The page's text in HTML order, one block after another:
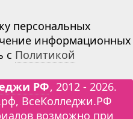
персональных
информационных
с Политикой
РФ, 2012 - 2026.
ВсеКолледжи.РФ
возможно при